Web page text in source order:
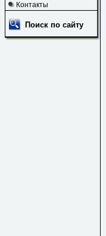
Контакты
Поиск по сайту